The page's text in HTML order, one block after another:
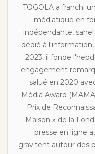
TOGOLA a franchi
médiatique en
indépendante,
dédié à
2023, il fonde
engagement
salué en 2020
Média Award
Prix de
Maison » de la
presse en ligne
gravitent autour des